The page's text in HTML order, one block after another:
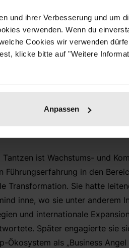
und ihrer Verbesserung und um
verwenden. Wenn du
Cookies wir verwenden
klicke bitte auf "Weitere
Anpassen
Leader:innen liefern nicht
Tantzen
Tantzen ist Wachstums- und
Führungserfahrung in den
Transformation. Sie hatte
inne, wo sie unter anderem
und internationale
Später engagierte sie
als „Business Angel